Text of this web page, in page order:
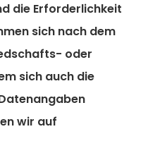
die Erforderlichkeit
sich nach dem
oder
sich auch die
wir auf